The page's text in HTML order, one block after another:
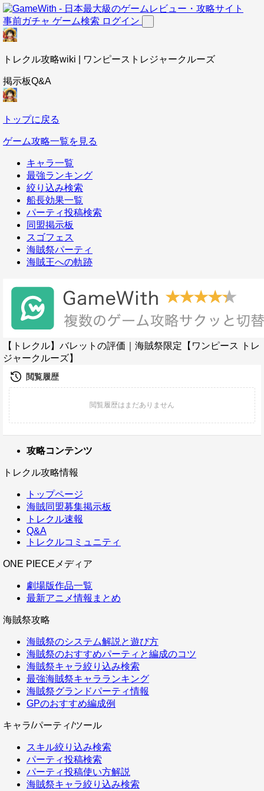
事前ガチャ ゲーム検索 ログイン
トレクル攻略wiki | ワンピーストレジャークルーズ
掲示板Q&A
トップに戻る
ゲーム攻略一覧を見る
キャラ一覧
最強ランキング
絞り込み検索
船長効果一覧
パーティ投稿検索
同盟掲示板
スゴフェス
海賊祭パーティ
海賊王への軌跡
【トレクル】バレットの評価｜海賊祭限定【ワンピース トレ
ジャークルーズ】
攻略コンテンツ
トレクル攻略情報
トップページ
海賊同盟募集掲示板
トレクル速報
Q&A
トレクルコミュニティ
ONE PIECEメディア
劇場版作品一覧
最新アニメ情報まとめ
海賊祭攻略
海賊祭のシステム解説と遊び方
海賊祭のおすすめパーティと編成のコツ
海賊祭キャラ絞り込み検索
最強海賊祭キャラランキング
海賊祭グランドパーティ情報
GPのおすすめ編成例
キャラ/パーティ/ツール
スキル絞り込み検索
パーティ投稿検索
パーティ投稿使い方解説
海賊祭キャラ絞り込み検索